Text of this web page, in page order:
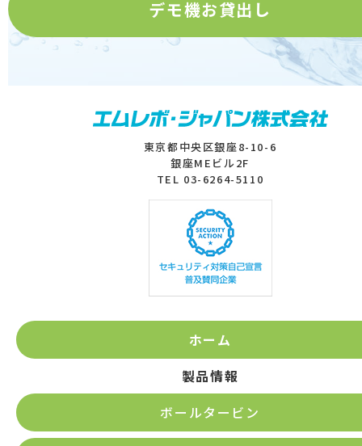
理のために必要かつ適切な措置を講じます。 お
問合せへの回答後、取得した個人情報は当社内
（９）個人情報を与えなかった場合に生じる結
個人情報を与えることは任意です。個人情報に
関する必要事項の一部をご提供頂けない場合
すので、ご了承願います。
（１０）当社の個人情報の取扱いに関する苦
情、相談等の問合せ先
【窓口の名称】事業推進窓口
【連絡先】電子メール：info@mrevo.jp
デモ機お貸出し
東京都中央区銀座8-10-6
銀座MEビル2F
TEL 03-6264-5110
ホーム
製品情報
ボールタービン